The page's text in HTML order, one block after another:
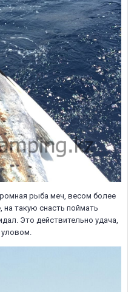
рыба меч, весом более
такую снасть поймать
Это действительно удача,
уловом.